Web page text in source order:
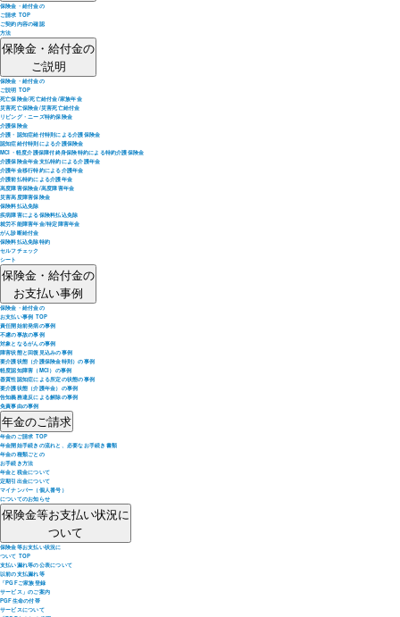
保険金・給付金の
ご請求 TOP
ご契約内容の確認
方法
保険金・給付金の
ご説明
保険金・給付金の
ご説明 TOP
死亡保険金/死亡給付金/家族年金
災害死亡保険金/災害死亡給付金
リビング・ニーズ特約保険金
介護保険金
介護・認知症給付特則による介護保険金
認知症給付特則による介護保険金
MCI・軽度介護保障付終身保険特約による特約介護保険金
介護保険金年金支払特約による介護年金
介護年金移行特約による介護年金
介護前払特約による介護年金
高度障害保険金/高度障害年金
災害高度障害保険金
保険料払込免除
疾病障害による保険料払込免除
就労不能障害年金/特定障害年金
がん診断給付金
保険料払込免除特約
セルフチェック
シート
保険金・給付金の
お支払い事例
保険金・給付金の
お支払い事例 TOP
責任開始前発病の事例
不慮の事故の事例
対象となるがんの事例
障害状態と回復見込みの事例
要介護状態（介護保険金特則）の事例
軽度認知障害（MCI）の事例
器質性認知症による所定の状態の事例
要介護状態（介護年金）の事例
告知義務違反による解除の事例
免責事由の事例
年金のご請求
年金のご請求 TOP
年金開始手続きの流れと、必要なお手続き書類
年金の種類ごとの
お手続き方法
年金と税金について
定期引出金について
マイナンバー（個人番号）
についてのお知らせ
保険金等お支払い状況に
ついて
保険金等お支払い状況に
ついて TOP
支払い漏れ等の公表について
以前の支払漏れ等
「PGFご家族登録
サービス」のご案内
PGF生命の付帯
サービスについて